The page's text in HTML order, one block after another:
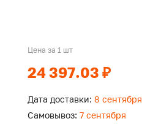
Цена за 1 шт
24 397.03 ₽
Дата доставки: 8 сентября
Самовывоз: 7 сентября